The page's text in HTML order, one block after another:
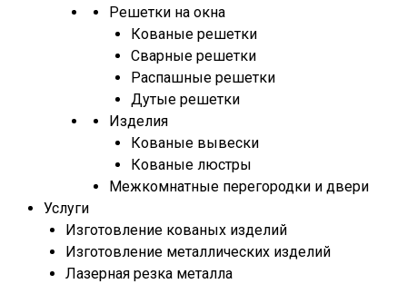
Решетки на окна
Кованые решетки
Сварные решетки
Распашные решетки
Дутые решетки
Изделия
Кованые вывески
Кованые люстры
Межкомнатные перегородки и двери
Услуги
Изготовление кованых изделий
Изготовление металлических изделий
Лазерная резка металла